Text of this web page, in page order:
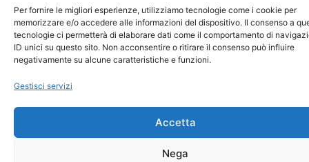
Per fornire le migliori esperienze, utilizziamo tecnologie come i cookie per
memorizzare e/o accedere alle informazioni del dispositivo. Il consenso a
tecnologie ci permetterà di elaborare dati come il comportamento di
ID unici su questo sito. Non acconsentire o ritirare il consenso può influire
negativamente su alcune caratteristiche e funzioni.
Gestisci servizi
Accetta
Nega
| Sito realizzato da
imaginaria